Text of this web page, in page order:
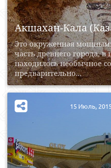
Акшахан-Кала
Это окруженная
часть древнего города, в
находилось необычное
предварительно...
15 Июль,